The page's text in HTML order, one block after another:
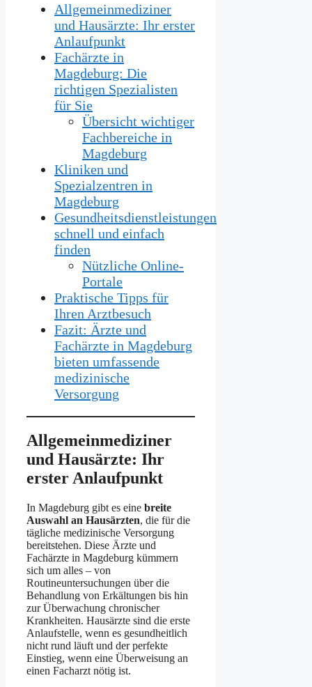
Allgemeinmediziner
und Hausärzte: Ihr erster
Anlaufpunkt
Fachärzte in
Magdeburg: Die
richtigen Spezialisten
für Sie
Übersicht wichtiger
Fachbereiche in
Magdeburg
Kliniken und
Spezialzentren in
Magdeburg
Gesundheitsdienstleistungen
schnell und einfach
finden
Nützliche Online-
Portale
Praktische Tipps für
Ihren Arztbesuch
Fazit: Ärzte und
Fachärzte in Magdeburg
bieten umfassende
medizinische
Versorgung
Allgemeinmediziner
und Hausärzte: Ihr
erster Anlaufpunkt
In Magdeburg gibt es eine breite
Auswahl an Hausärzten, die für die
tägliche medizinische Versorgung
bereitstehen. Diese Ärzte und
Fachärzte in Magdeburg kümmern
sich um alles – von
Routineuntersuchungen über die
Behandlung von Erkältungen bis hin
zur Überwachung chronischer
Krankheiten. Hausärzte sind die erste
Anlaufstelle, wenn es gesundheitlich
nicht rund läuft und der perfekte
Einstieg, wenn eine Überweisung an
einen Facharzt nötig ist.